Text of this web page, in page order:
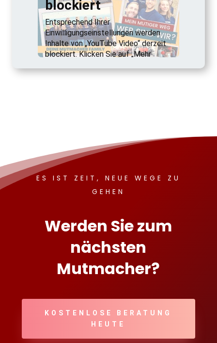
ES IST ZEIT, NEUE WEGE ZU
GEHEN
Werden Sie zum
nächsten
Mutmacher?
KOSTENLOSE BERATUNG
HEUTE